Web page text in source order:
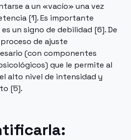
a un «vacío» una vez
[1]. Es importante
un signo de debilidad [6]. De
de ajuste
(con componentes
que le permite al
alto nivel de intensidad y
[5].